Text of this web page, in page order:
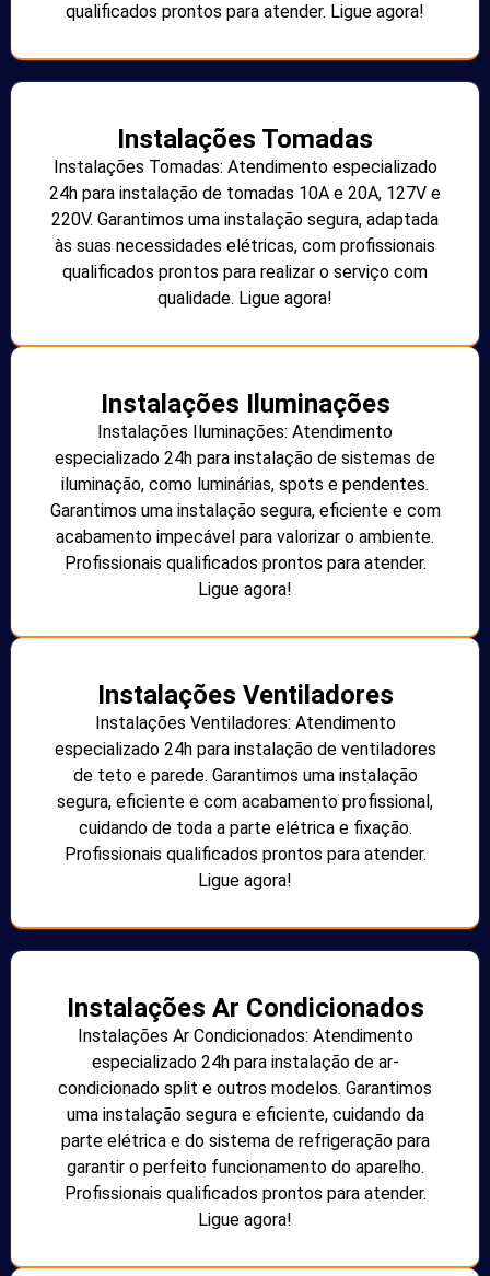
qualificados prontos para atender. Ligue agora!
Instalações Tomadas
Instalações Tomadas: Atendimento especializado
24h para instalação de tomadas 10A e 20A, 127V e
220V. Garantimos uma instalação segura, adaptada
às suas necessidades elétricas, com profissionais
qualificados prontos para realizar o serviço com
qualidade. Ligue agora!
Instalações Iluminações
Instalações Iluminações: Atendimento
especializado 24h para instalação de sistemas de
iluminação, como luminárias, spots e pendentes.
Garantimos uma instalação segura, eficiente e com
acabamento impecável para valorizar o ambiente.
Profissionais qualificados prontos para atender.
Ligue agora!
Instalações Ventiladores
Instalações Ventiladores: Atendimento
especializado 24h para instalação de ventiladores
de teto e parede. Garantimos uma instalação
segura, eficiente e com acabamento profissional,
cuidando de toda a parte elétrica e fixação.
Profissionais qualificados prontos para atender.
Ligue agora!
Instalações Ar Condicionados
Instalações Ar Condicionados: Atendimento
especializado 24h para instalação de ar-
condicionado split e outros modelos. Garantimos
uma instalação segura e eficiente, cuidando da
parte elétrica e do sistema de refrigeração para
garantir o perfeito funcionamento do aparelho.
Profissionais qualificados prontos para atender.
Ligue agora!